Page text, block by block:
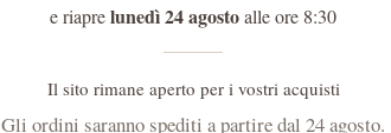
e riaprelunedì 24 agostoalle ore 8:30
Il sito rimane aperto per i vostri acquisti
Gli ordini saranno spediti a partire dal 24 agosto.